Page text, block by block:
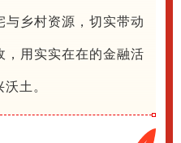
乡村资源，切实带动
，用实实在在的金融活
土。